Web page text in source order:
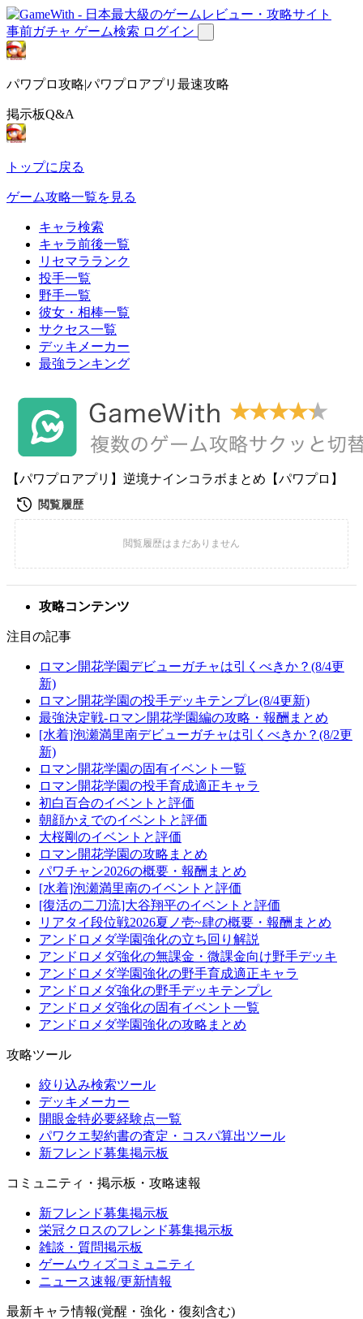
事前ガチャ ゲーム検索 ログイン
パワプロ攻略|パワプロアプリ最速攻略
掲示板Q&A
トップに戻る
ゲーム攻略一覧を見る
キャラ検索
キャラ前後一覧
リセマラランク
投手一覧
野手一覧
彼女・相棒一覧
サクセス一覧
デッキメーカー
最強ランキング
【パワプロアプリ】逆境ナインコラボまとめ【パワプロ】
攻略コンテンツ
注目の記事
ロマン開花学園デビューガチャは引くべきか？(8/4更
新)
ロマン開花学園の投手デッキテンプレ(8/4更新)
最強決定戦-ロマン開花学園編の攻略・報酬まとめ
[水着]泡瀬満里南デビューガチャは引くべきか？(8/2更
新)
ロマン開花学園の固有イベント一覧
ロマン開花学園の投手育成適正キャラ
初白百合のイベントと評価
朝顔かえでのイベントと評価
大桜剛のイベントと評価
ロマン開花学園の攻略まとめ
パワチャン2026の概要・報酬まとめ
[水着]泡瀬満里南のイベントと評価
[復活の二刀流]大谷翔平のイベントと評価
リアタイ段位戦2026夏ノ壱~肆の概要・報酬まとめ
アンドロメダ学園強化の立ち回り解説
アンドロメダ強化の無課金・微課金向け野手デッキ
アンドロメダ学園強化の野手育成適正キャラ
アンドロメダ強化の野手デッキテンプレ
アンドロメダ強化の固有イベント一覧
アンドロメダ学園強化の攻略まとめ
攻略ツール
絞り込み検索ツール
デッキメーカー
開眼金特必要経験点一覧
パワクエ契約書の査定・コスパ算出ツール
新フレンド募集掲示板
コミュニティ・掲示板・攻略速報
新フレンド募集掲示板
栄冠クロスのフレンド募集掲示板
雑談・質問掲示板
ゲームウィズコミュニティ
ニュース速報/更新情報
最新キャラ情報(覚醒・強化・復刻含む)